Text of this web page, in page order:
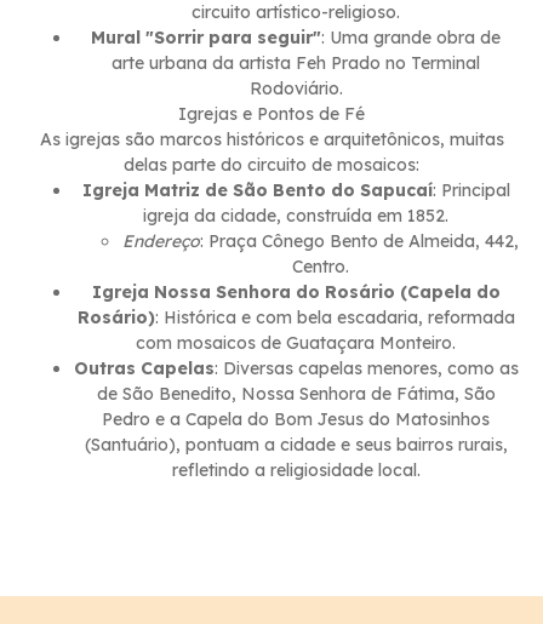
circuito artístico-religioso.
Mural "Sorrir para seguir": Uma grande obra de
arte urbana da artista Feh Prado no Terminal
Rodoviário.
Igrejas e Pontos de Fé
As igrejas são marcos históricos e arquitetônicos, muitas
delas parte do circuito de mosaicos:
Igreja Matriz de São Bento do Sapucaí: Principal
igreja da cidade, construída em 1852.
Endereço: Praça Cônego Bento de Almeida, 442,
Centro.
Igreja Nossa Senhora do Rosário (Capela do
Rosário): Histórica e com bela escadaria, reformada
com mosaicos de Guataçara Monteiro.
Outras Capelas: Diversas capelas menores, como as
de São Benedito, Nossa Senhora de Fátima, São
Pedro e a Capela do Bom Jesus do Matosinhos
(Santuário), pontuam a cidade e seus bairros rurais,
refletindo a religiosidade local.